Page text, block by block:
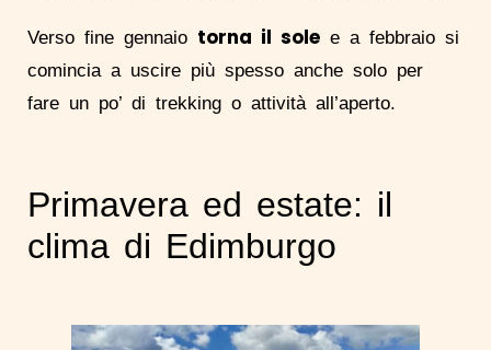
Verso fine gennaio torna il sole e a febbraio si
comincia a uscire più spesso anche solo per
fare un po’ di trekking o attività all’aperto.
Primavera ed estate: il
clima di Edimburgo